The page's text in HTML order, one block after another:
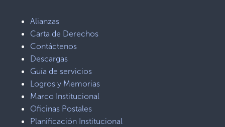
Alianzas
Carta de Derechos
Contáctenos
Descargas
Guía de servicios
Logros y Memorias
Marco Institucional
Oficinas Postales
Planificación Institucional